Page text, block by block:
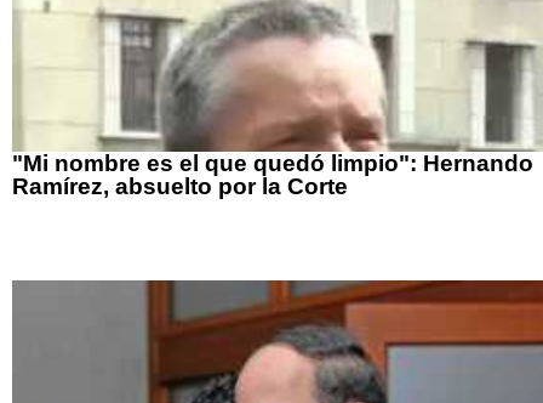
"Mi nombre es el que quedó limpio": Hernando
Ramírez, absuelto por la Corte